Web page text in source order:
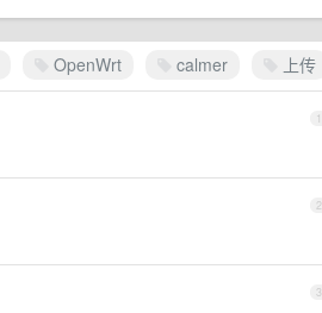
OpenWrt calmer 上传
1
2
3